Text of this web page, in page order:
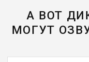
А ВОТ
МОГУТ